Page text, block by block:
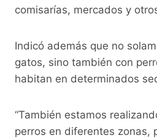
comisarías, mercados y
Indicó además que no
gatos, sino también con
habitan en determinados
“También estamos
perros en diferentes zonas,